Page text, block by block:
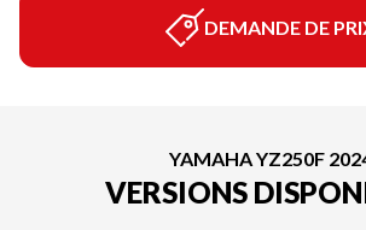
DEMANDE DE
YAMAHA YZ250F
VERSIONS